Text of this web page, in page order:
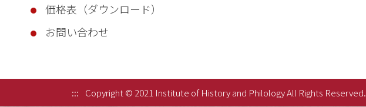
価格表（ダウンロード）
お問い合わせ
::: Copyright © 2021 Institute of History and Philology All Rights Reserved.